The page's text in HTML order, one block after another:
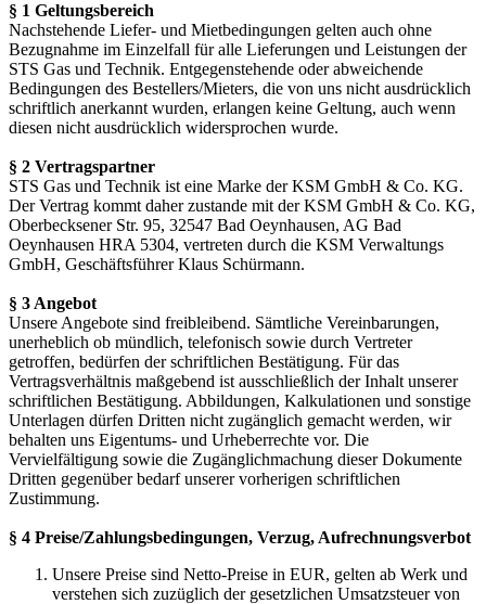
§ 1 Geltungsbereich
Nachstehende Liefer- und Mietbedingungen gelten auch ohne
Bezugnahme im Einzelfall für alle Lieferungen und Leistungen der
STS Gas und Technik. Entgegenstehende oder abweichende
Bedingungen des Bestellers/Mieters, die von uns nicht ausdrücklich
schriftlich anerkannt wurden, erlangen keine Geltung, auch wenn
diesen nicht ausdrücklich widersprochen wurde.
§ 2 Vertragspartner
STS Gas und Technik ist eine Marke der KSM GmbH & Co. KG.
Der Vertrag kommt daher zustande mit der KSM GmbH & Co. KG,
Oberbecksener Str. 95, 32547 Bad Oeynhausen, AG Bad
Oeynhausen HRA 5304, vertreten durch die KSM Verwaltungs
GmbH, Geschäftsführer Klaus Schürmann.
§ 3 Angebot
Unsere Angebote sind freibleibend. Sämtliche Vereinbarungen,
unerheblich ob mündlich, telefonisch sowie durch Vertreter
getroffen, bedürfen der schriftlichen Bestätigung. Für das
Vertragsverhältnis maßgebend ist ausschließlich der Inhalt unserer
schriftlichen Bestätigung. Abbildungen, Kalkulationen und sonstige
Unterlagen dürfen Dritten nicht zugänglich gemacht werden, wir
behalten uns Eigentums- und Urheberrechte vor. Die
Vervielfältigung sowie die Zugänglichmachung dieser Dokumente
Dritten gegenüber bedarf unserer vorherigen schriftlichen
Zustimmung.
§ 4 Preise/Zahlungsbedingungen, Verzug, Aufrechnungsverbot
Unsere Preise sind Netto-Preise in EUR, gelten ab Werk und
verstehen sich zuzüglich der gesetzlichen Umsatzsteuer von